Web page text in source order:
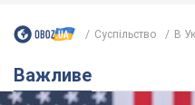
Дружина
перший симптом, який